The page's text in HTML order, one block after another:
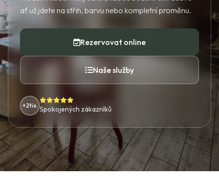
ať už jdete na střih, barvu nebo kompletní proměnu.
Rezervovat online
Naše služby
+2tis. Spokojených zákazníků